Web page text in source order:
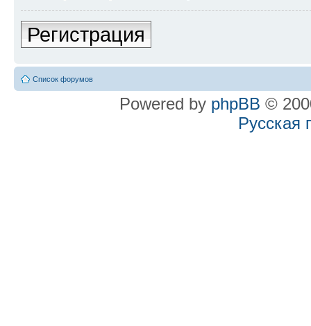
Регистрация
Список форумов
Powered by phpBB ©
Русская